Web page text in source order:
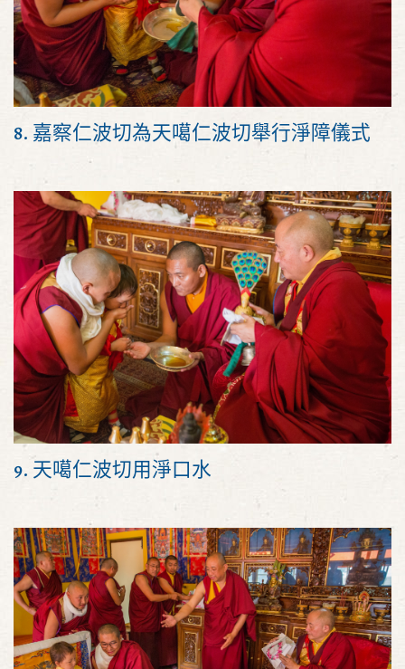
8. 嘉察仁波切為天噶仁波切舉行淨障儀式
9. 天噶仁波切用淨口水